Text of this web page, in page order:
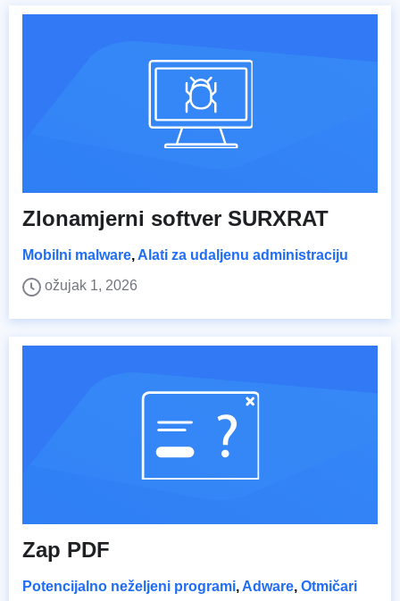
Zlonamjerni softver SURXRAT
Mobilni malware,Alati za udaljenu administraciju
ožujak 1, 2026
Zap PDF
Potencijalno neželjeni programi,Adware, Otmičari